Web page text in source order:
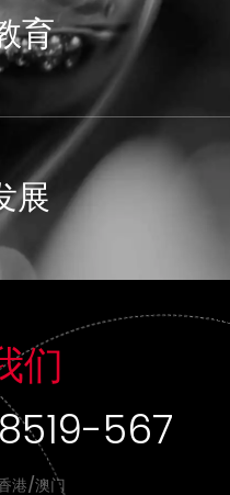
育
展
们
567
港/澳门